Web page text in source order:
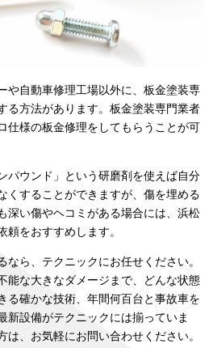
や自動車修理工場以外に、板金塗装専
る方法があります。板金塗装専門業者
仕様の板金修理をしてもらうことが可
パウンド」という研磨剤を使えば自分
くすることができますが、傷を埋める
深い傷やヘコミがある場合には、浜松
頼をおすすめします。
なら、テクニックにお任せください。
能な大きなダメージまで、どんな状態
る確かな技術、年間何百台と事故車を
新設備がテクニックには揃っていま
は、お気軽にお問い合わせください。